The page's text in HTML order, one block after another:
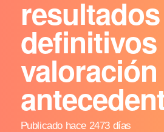
resultados
definitivos
Publicado hace 2473 días